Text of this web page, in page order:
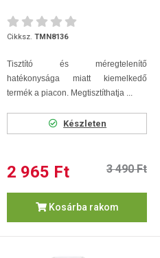
Cikksz. TMN8136
Tisztító és méregtelenítő
hatékonysága miatt kiemelkedő
termék a piacon. Megtisztíthatja ...
Készleten
2 965 Ft 3 490 Ft
Kosárba rakom